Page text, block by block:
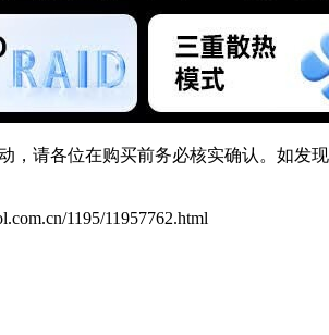
请各位在购买前务必核实确认。如发
1195/11957762.html